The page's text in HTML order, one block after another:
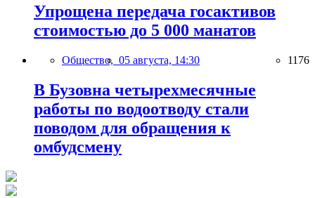
Упрощена передача госактивов
стоимостью до 5 000 манатов
Общество, 05 августа, 14:30 1176
В Бузовна четырехмесячные
работы по водоотводу стали
поводом для обращения к
омбудсмену